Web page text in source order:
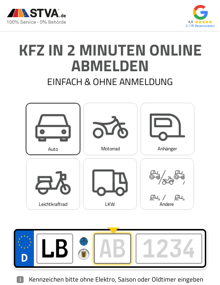
4,8
2.175
KFZ IN 2 MINUTEN ONLINE
ABMELDEN
EINFACH & OHNE ANMELDUNG
Auto Motorrad Anhänger
Leichtkraftrad LKW Andere
i Kennzeichen bitte ohne Elektro, Saison oder Oldtimer eingeben